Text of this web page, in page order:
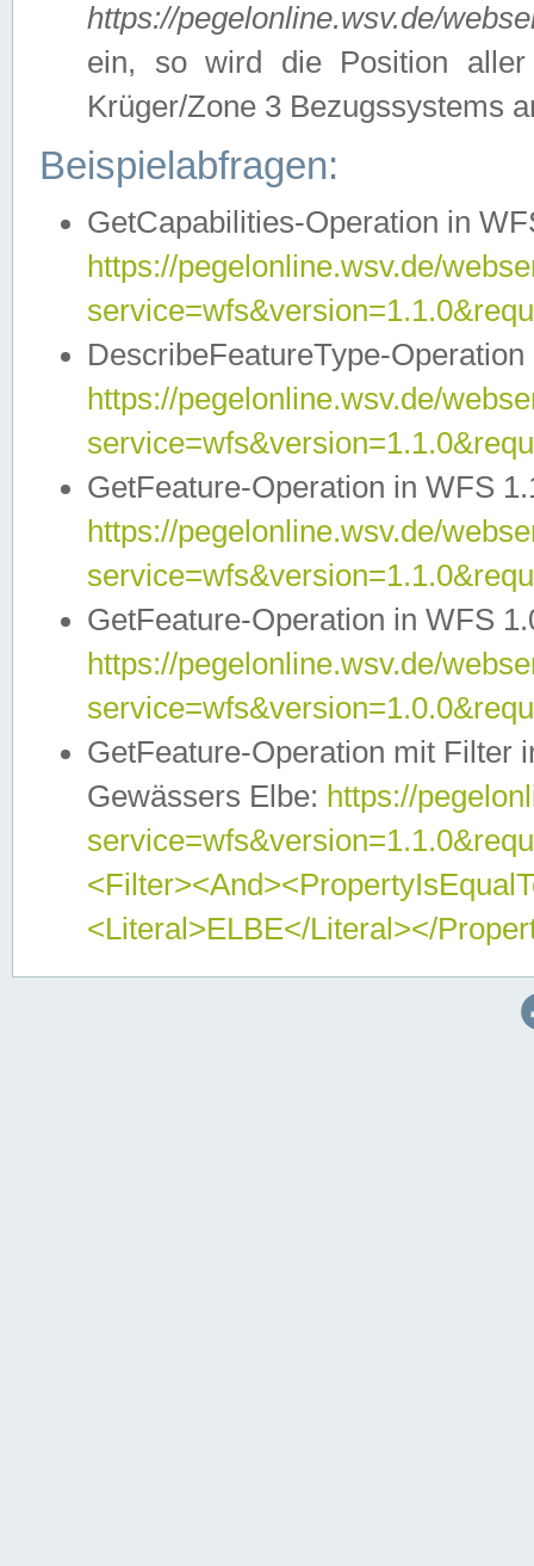
https://pegelonline.wsv.de/
ein, so wird die Position
Krüger/Zone 3 Bezugssystems
Beispielabfragen:
GetCapabilities-Operation in
https://pegelonline.wsv.de/
DescribeFeatureType-
https://pegelonline.wsv.de/
GetFeature-Operation in WFS
https://pegelonline.wsv.de/
GetFeature-Operation in WFS
https://pegelonline.wsv.de/
GetFeature-Operation mit Filter
Gewässers Elbe: https://
<Literal>ELBE</Literal></